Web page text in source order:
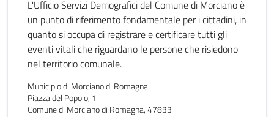
L'Ufficio Servizi Demografici del Comune di Morciano è
un punto di riferimento fondamentale per i cittadini, in
quanto si occupa di registrare e certificare tutti gli
eventi vitali che riguardano le persone che risiedono
nel territorio comunale.
Municipio di Morciano di Romagna
Piazza del Popolo, 1
Comune di Morciano di Romagna, 47833